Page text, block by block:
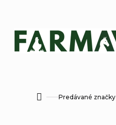
obsah
DomovPredávané značky